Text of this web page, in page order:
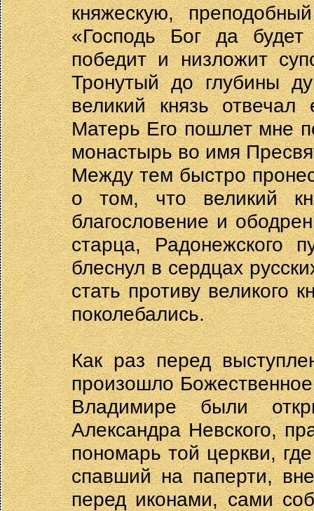
княжескую,
«Господь Бог да
победит и низложит
Тронутый до глубины
великий князь
Матерь Его пошлет мне
монастырь во имя
Между тем быстро
о том, что великий
благословение и
старца, Радонежского
блеснул в сердцах
стать противу великого
поколебались.
Как раз перед
произошло
Владимире были
Александра Невского,
пономарь той церкви,
спавший на паперти,
перед иконами, сами